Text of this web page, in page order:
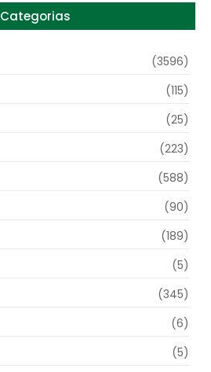
Categorias
(3596)
(115)
(25)
(223)
(588)
(90)
(189)
(5)
(345)
(6)
(5)